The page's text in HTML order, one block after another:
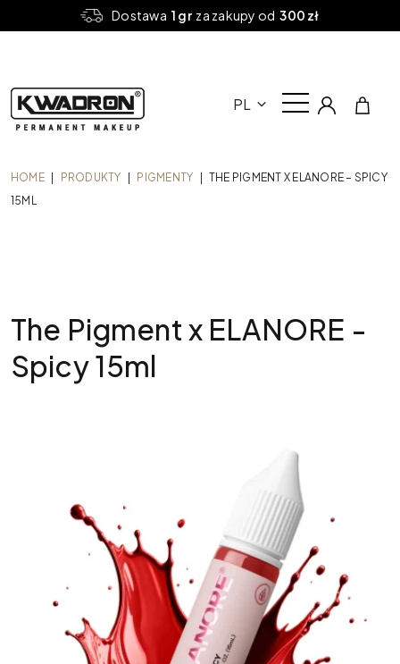
Dostawa 1 grza zakupy od 300 zł
PL
HOME PRODUKTY PIGMENTY
THE PIGMENT X ELANORE – SPICY
15ML
The Pigment x ELANORE -
Spicy 15ml